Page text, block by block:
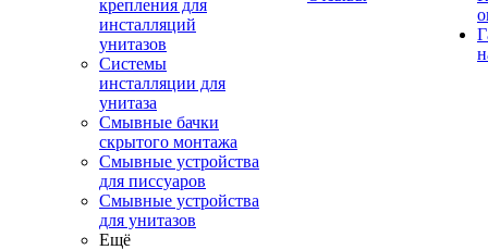
крепления для
инсталляций
унитазов
Системы
инсталляции для
унитаза
Смывные бачки
скрытого монтажа
Смывные устройства
для писсуаров
Смывные устройства
для унитазов
Ещё